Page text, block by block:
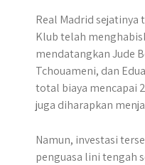
Real Madrid sejatinya
Klub telah
mendatangkan Jude
Tchouameni, dan
total biaya mencapai
juga diharapkan
Namun, investasi
penguasa lini tengah